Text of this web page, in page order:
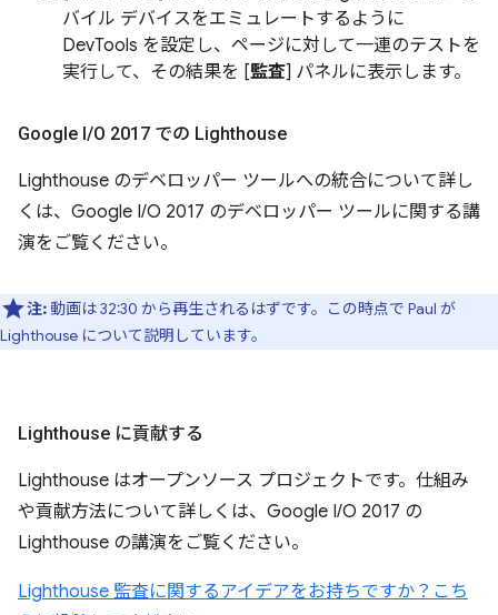
バイル デバイスをエミュレートするように
DevTools を設定し、ページに対して一連のテストを
実行して、その結果を [監査] パネルに表示します。
Google I/O 2017 での Lighthouse
Lighthouse のデベロッパー ツールへの統合について詳し
くは、Google I/O 2017 のデベロッパー ツールに関する講
演をご覧ください。
注: 動画は 32:30 から再生されるはずです。この時点で Paul が
Lighthouse について説明しています。
Lighthouse に貢献する
Lighthouse はオープンソース プロジェクトです。仕組み
や貢献方法について詳しくは、Google I/O 2017 の
Lighthouse の講演をご覧ください。
Lighthouse 監査に関するアイデアをお持ちですか？こち